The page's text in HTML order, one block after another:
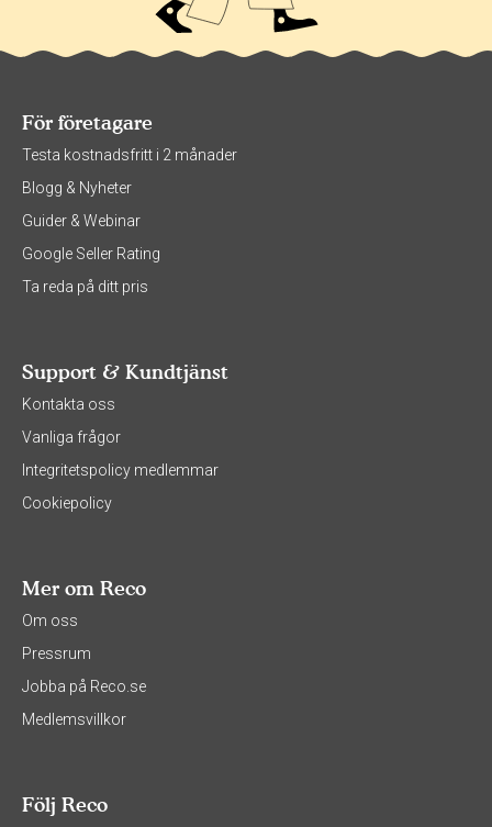
För företagare
Testa kostnadsfritt i 2 månader
Blogg & Nyheter
Guider & Webinar
Google Seller Rating
Ta reda på ditt pris
Support & Kundtjänst
Kontakta oss
Vanliga frågor
Integritetspolicy medlemmar
Cookiepolicy
Mer om Reco
Om oss
Pressrum
Jobba på Reco.se
Medlemsvillkor
Följ Reco